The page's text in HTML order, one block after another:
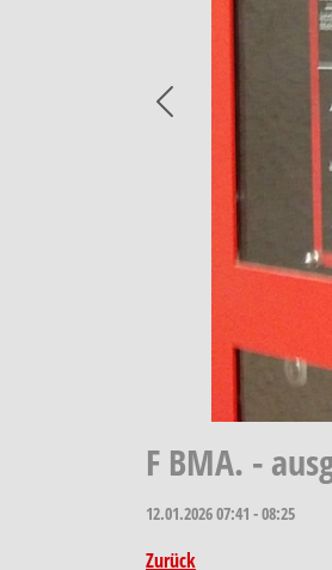
Previous
F BMA. -
12.01.202607:41 - 08:25
Zurück